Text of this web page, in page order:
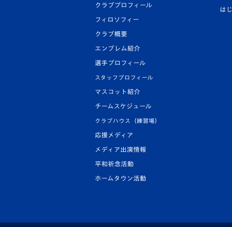
クラブプロフィール
フィロソフィー
クラブ概要
エンブレム紹介
選手プロフィール
スタッフプロフィール
マスコット紹介
チームスケジュール
クラブハウス（練習場）
応援メディア
メディア出演情報
平和祈念活動
ホームタウン活動
は